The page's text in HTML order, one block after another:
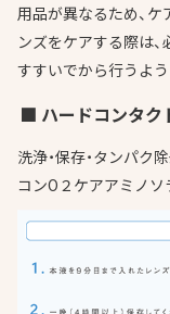
用品が異なるため、
ンズをケアする際は
すすいでから行うよう
■ ハードコンタク
洗浄・保存・タンパク
コンO２ケアアミノソ